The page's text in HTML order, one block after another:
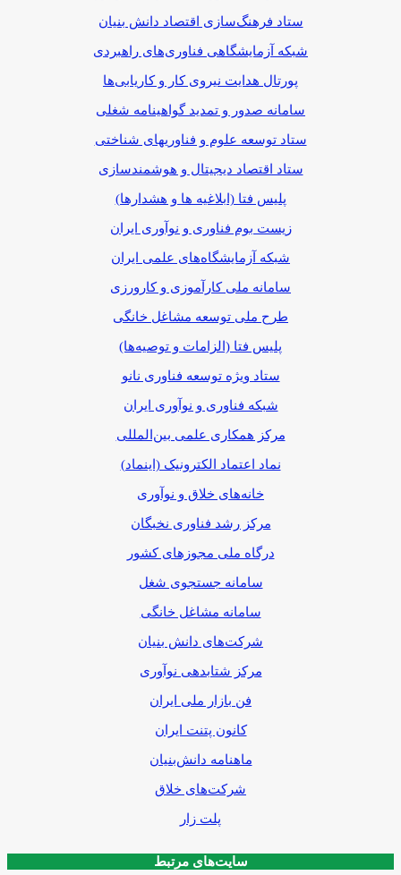
ستاد فرهنگ‌سازی اقتصاد دانش بنیان
شبکه آزمایشگاهی فناوری‌های راهبردی
پورتال هدایت نیروی کار و کاریابی‌ها
سامانه صدور و تمدید گواهینامه شغلی
ستاد توسعه علوم و فناوریهای شناختی
ستاد اقتصاد دیجیتال و هوشمندسازی
پلیس فتا (ابلاغیه ها و هشدارها)
زیست بوم فناوری و نوآوری ایران
شبکه آزمایشگاه‌های علمی ایران
سامانه ملی کارآموزی و کارورزی
طرح ملی توسعه مشاغل خانگی
پلیس فتا (الزامات و توصیه‌ها)
ستاد ویژه توسعه فناوری نانو
شبکه فناوری و نوآوری ایران
مرکز همکاری علمی بین‌المللی
نماد اعتماد الکترونیک (اینماد)
خانه‌های خلاق و نوآوری
مرکز رشد فناوری نخبگان
درگاه ملی مجوزهای کشور
سامانه جستجوی شغل
سامانه مشاغل خانگی
شرکت‌های دانش بنیان
مرکز شتابدهی نوآوری
فن بازار ملی ایران
کانون پتنت ایران
ماهنامه دانش‌بنیان
شرکت‌های خلاق
پلت زار
سایت‌های مرتبط